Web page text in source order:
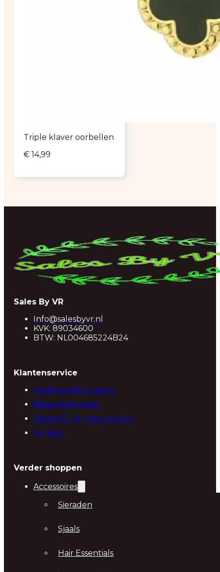
Triple klaver oorbellen
€ 14,99
Sales By VR
Info@salesbyvr.nl
KVK: 89034600
BTW: NL004685224B24
Klantenservice
Veelgestelde vragen
Betaalmethodes
Verzend- en retourbeleid
Contact
Verder shoppen
Accessoires
Sieraden
Sjaals
Hair Essentials